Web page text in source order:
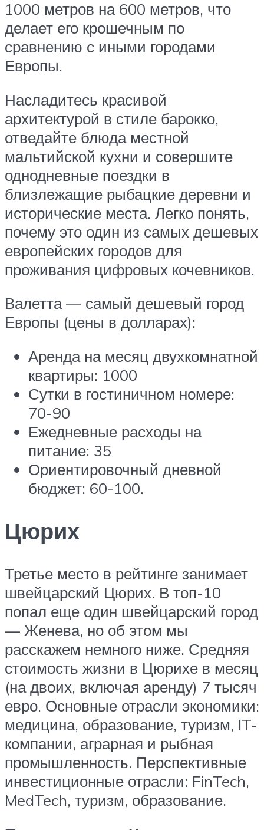
1000 метров на 600 метров, что
делает его крошечным по
сравнению с иными городами
Европы.
Насладитесь красивой
архитектурой в стиле барокко,
отведайте блюда местной
мальтийской кухни и совершите
однодневные поездки в
близлежащие рыбацкие деревни и
исторические места. Легко понять,
почему это один из самых дешевых
европейских городов для
проживания цифровых кочевников.
Валетта — самый дешевый город
Европы (цены в долларах):
Аренда на месяц двухкомнатной
квартиры: 1000
Сутки в гостиничном номере:
70-90
Ежедневные расходы на
питание: 35
Ориентировочный дневной
бюджет: 60-100.
Цюрих
Третье место в рейтинге занимает
швейцарский Цюрих. В топ-10
попал еще один швейцарский город
— Женева, но об этом мы
расскажем немного ниже. Средняя
стоимость жизни в Цюрихе в месяц
(на двоих, включая аренду) 7 тысяч
евро. Основные отрасли экономики:
медицина, образование, туризм, IT-
компании, аграрная и рыбная
промышленность. Перспективные
инвестиционные отрасли: FinTech,
MedTech, туризм, образование.